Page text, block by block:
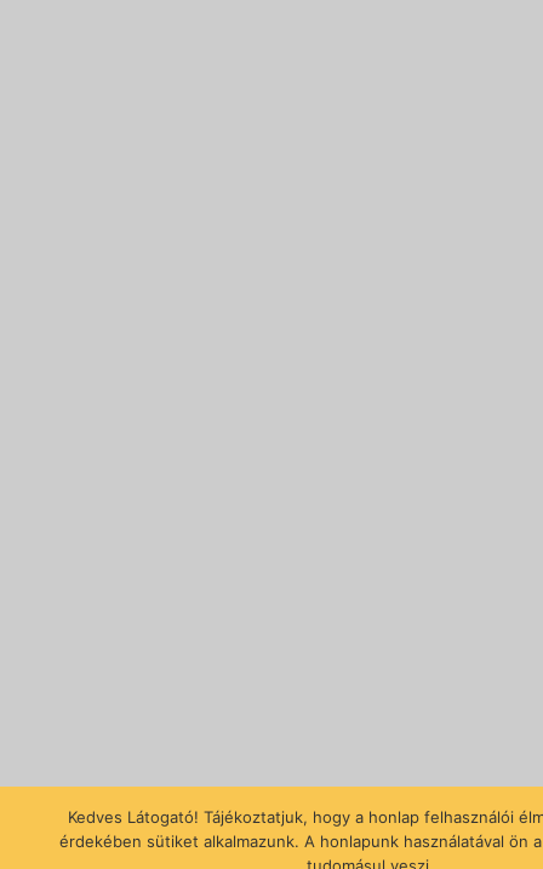
Kedves Látogató! Tájékoztatjuk, hogy a honlap felhasználói
érdekében sütiket alkalmazunk. A honlapunk használatával ön